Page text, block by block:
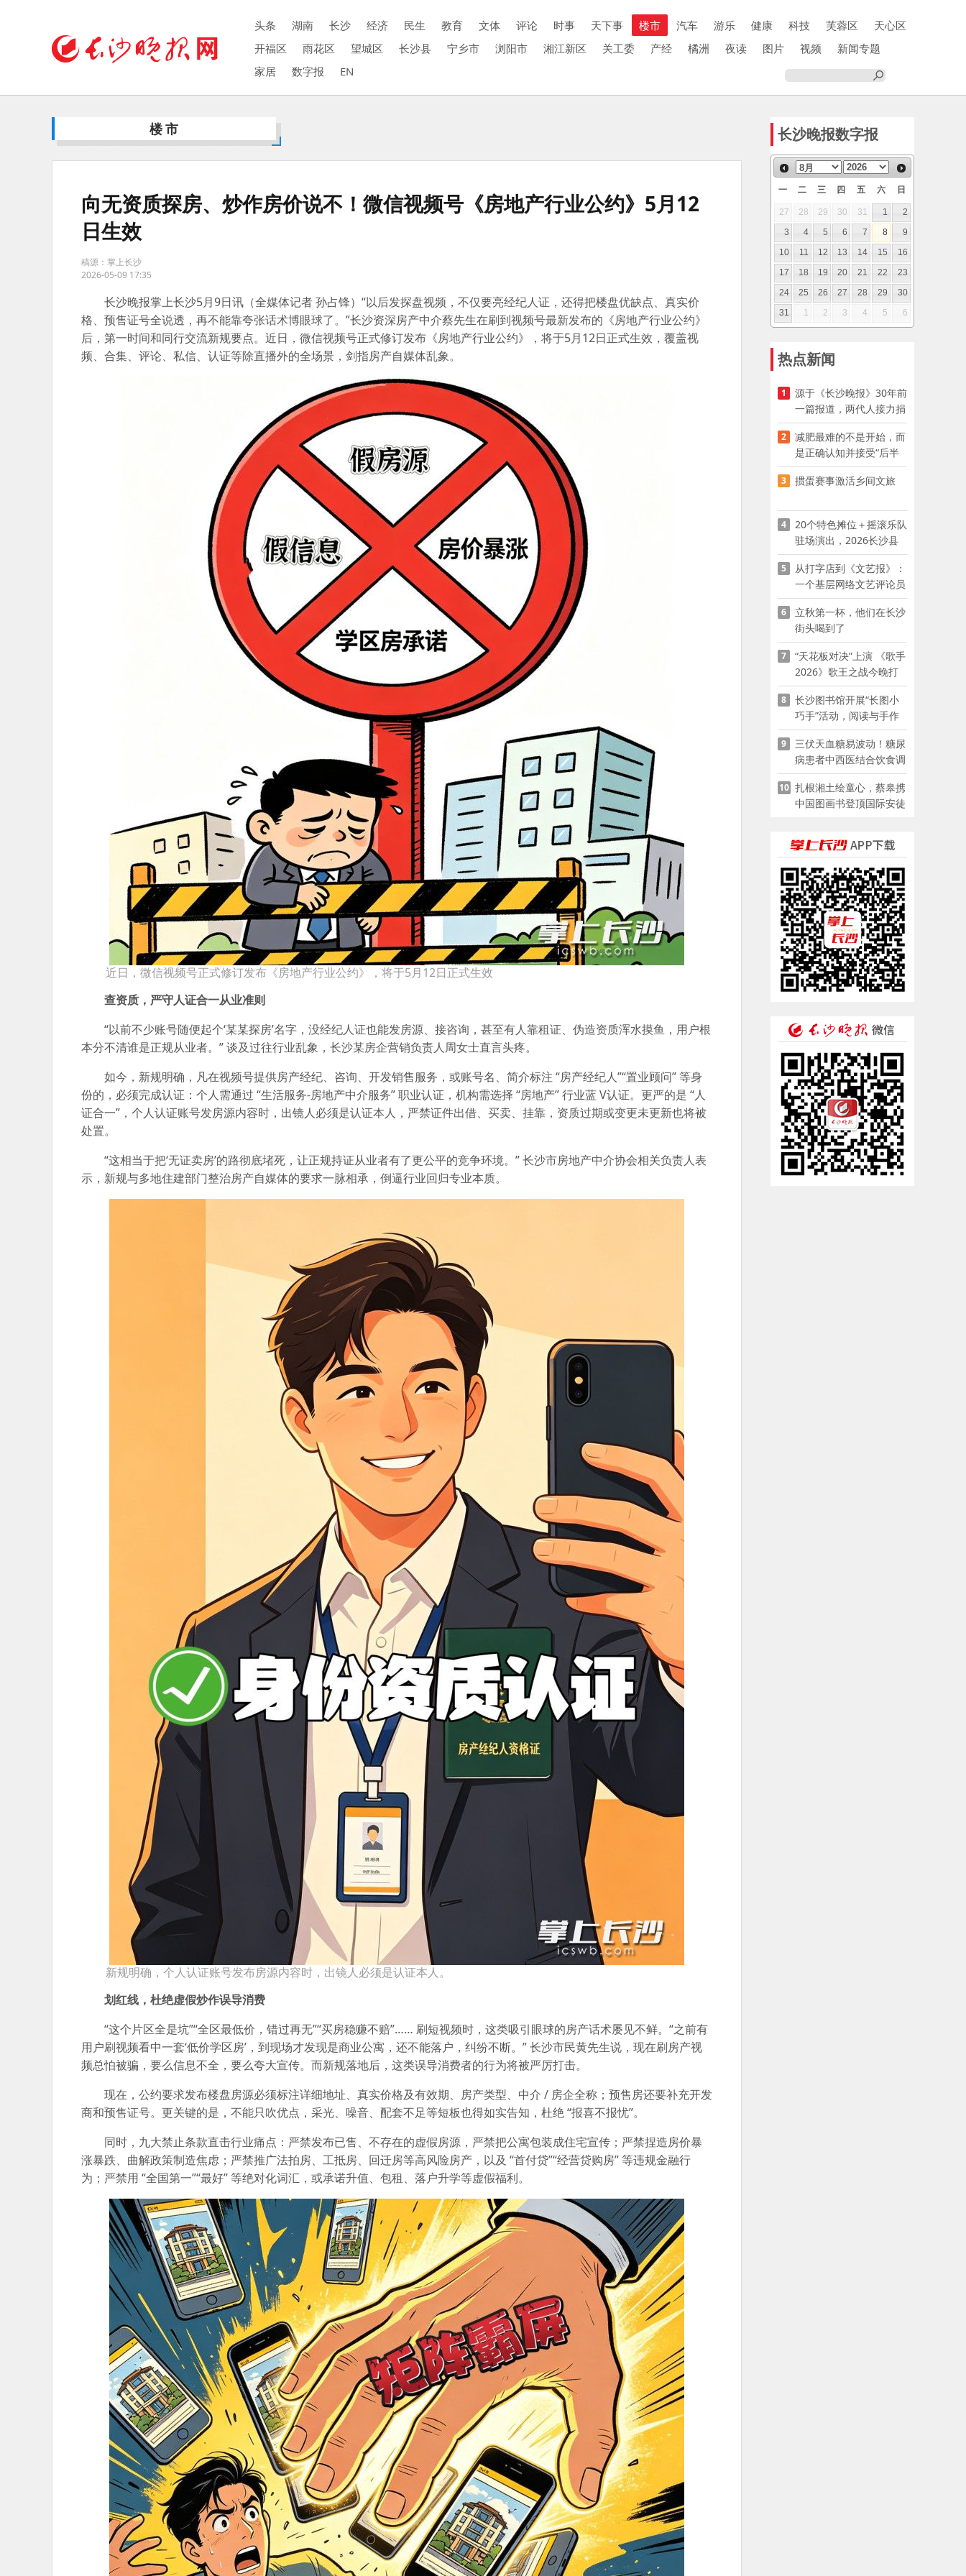
头条 湖南 长沙 经济 民生 教育 文体 评论 时事 天下事 楼市 汽车 游乐 健康 科技 芙蓉区
天心区
开福区
雨花区 望城区 长沙县 宁乡市 浏阳市 湘江新区 关工委 产经 橘洲 夜读 图片 视频
新闻专题
家居
数字报 EN
楼市
向无资质探房、炒作房价说不！微信视频号《房地产行业公约》5月12
日生效
稿源：掌上长沙
2026-05-09 17:35
长沙晚报掌上长沙5月9日讯（全媒体记者 孙占锋）“以后发探盘视频，不仅要亮经纪人证，还得把楼盘优缺点、真实价
格、预售证号全说透，再不能靠夸张话术博眼球了。”长沙资深房产中介蔡先生在刷到视频号最新发布的《房地产行业公约》
后，第一时间和同行交流新规要点。近日，微信视频号正式修订发布《房地产行业公约》，将于5月12日正式生效，覆盖视
频、合集、评论、私信、认证等除直播外的全场景，剑指房产自媒体乱象。
近日，微信视频号正式修订发布《房地产行业公约》，将于5月12日正式生效
查资质，严守人证合一从业准则
“以前不少账号随便起个‘某某探房’名字，没经纪人证也能发房源、接咨询，甚至有人靠租证、伪造资质浑水摸鱼，用户根
本分不清谁是正规从业者。” 谈及过往行业乱象，长沙某房企营销负责人周女士直言头疼。
如今，新规明确，凡在视频号提供房产经纪、咨询、开发销售服务，或账号名、简介标注 “房产经纪人”“置业顾问” 等身
份的，必须完成认证：个人需通过 “生活服务-房地产中介服务” 职业认证，机构需选择 “房地产” 行业蓝 V认证。更严的是 “人
证合一”，个人认证账号发房源内容时，出镜人必须是认证本人，严禁证件出借、买卖、挂靠，资质过期或变更未更新也将被
处置。
“这相当于把‘无证卖房’的路彻底堵死，让正规持证从业者有了更公平的竞争环境。” 长沙市房地产中介协会相关负责人表
示，新规与多地住建部门整治房产自媒体的要求一脉相承，倒逼行业回归专业本质。
新规明确，个人认证账号发布房源内容时，出镜人必须是认证本人。
划红线，杜绝虚假炒作误导消费
“这个片区全是坑”“全区最低价，错过再无”“买房稳赚不赔”…… 刷短视频时，这类吸引眼球的房产话术屡见不鲜。“之前有
用户刷视频看中一套‘低价学区房’，到现场才发现是商业公寓，还不能落户，纠纷不断。” 长沙市民黄先生说，现在刷房产视
频总怕被骗，要么信息不全，要么夸大宣传。而新规落地后，这类误导消费者的行为将被严厉打击。
现在，公约要求发布楼盘房源必须标注详细地址、真实价格及有效期、房产类型、中介 / 房企全称；预售房还要补充开发
商和预售证号。更关键的是，不能只吹优点，采光、噪音、配套不足等短板也得如实告知，杜绝 “报喜不报忧”。
同时，九大禁止条款直击行业痛点：严禁发布已售、不存在的虚假房源，严禁把公寓包装成住宅宣传；严禁捏造房价暴
涨暴跌、曲解政策制造焦虑；严禁推广法拍房、工抵房、回迁房等高风险房产，以及 “首付贷”“经营贷购房” 等违规金融行
为；严禁用 “全国第一”“最好” 等绝对化词汇，或承诺升值、包租、落户升学等虚假福利。
长沙晚报数字报
一 二 三 四 五 六 日
27 28 29 30 31 1
2
3
4 5 6 7 8
9
10
11 12 13 14 15
16
17
18 19 20 21 22
23
24
25 26 27 28 29
30
31
1 2 3 4 5 6
热点新闻
1
源于《长沙晚报》30年前
一篇报道，两代人接力捐
资助学
2
减肥最难的不是开始，而
是正确认知并接受“后半
程”
3 掼蛋赛事激活乡间文旅
4
20个特色摊位＋摇滚乐队
驻场演出，2026长沙县
夜市嘉年华启幕
5
从打字店到《文艺报》：
一个基层网络文艺评论员
的突围
6
立秋第一杯，他们在长沙
街头喝到了
7
“天花板对决”上演 《歌手
2026》歌王之战今晚打
响
8
长沙图书馆开展“长图小
巧手”活动，阅读与手作
赋能少儿暑期成长
9
三伏天血糖易波动！糖尿
病患者中西医结合饮食调
养指南
10 扎根湘土绘童心，蔡皋携
中国图画书登顶国际安徒